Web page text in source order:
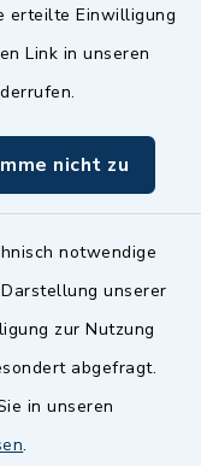
erteilte Einwilligung
Link in unseren
nicht zu
notwendige
unserer
zur Nutzung
abgefragt.
in unseren
.